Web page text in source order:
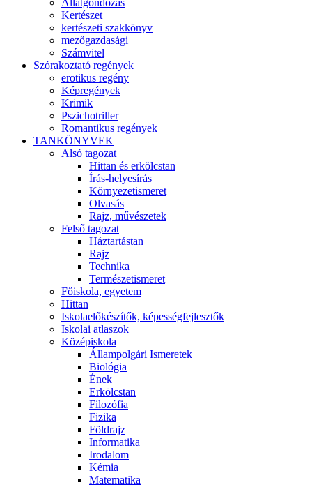
Állatgondozás
Kertészet
kertészeti szakkönyv
mezőgazdasági
Számvitel
Szórakoztató regények
erotikus regény
Képregények
Krimik
Pszichotriller
Romantikus regények
TANKÖNYVEK
Alsó tagozat
Hittan és erkölcstan
Írás-helyesírás
Környezetismeret
Olvasás
Rajz, művészetek
Felső tagozat
Háztartástan
Rajz
Technika
Természetismeret
Főiskola, egyetem
Hittan
Iskolaelőkészítők, képességfejlesztők
Iskolai atlaszok
Középiskola
Állampolgári Ismeretek
Biológia
Ének
Erkölcstan
Filozófia
Fizika
Földrajz
Informatika
Irodalom
Kémia
Matematika